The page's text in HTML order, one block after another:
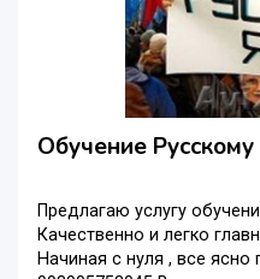
Обучение
Предлагаю услугу
Качественно и легко
Начиная с нуля , все